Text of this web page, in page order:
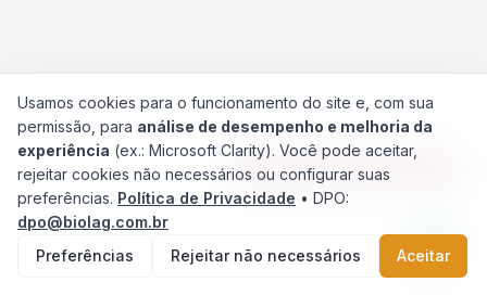
Usamos cookies para o funcionamento do site e, com sua
permissão, para análise de desempenho e melhoria da
experiência (ex.: Microsoft Clarity). Você pode aceitar,
rejeitar cookies não necessários ou configurar suas
preferências. Política de Privacidade • DPO:
dpo@biolag.com.br
Preferências
Rejeitar não necessários Aceitar
Agilize seu Atendimento